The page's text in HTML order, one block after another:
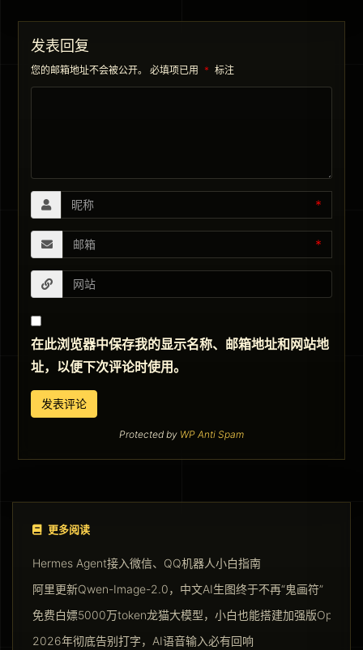
发表回复
您的邮箱地址不会被公开。 必填项已用 * 标注
*
*
在此浏览器中保存我的显示名称、邮箱地址和网站地
址，以便下次评论时使用。
Protected by WP Anti Spam
更多阅读
Hermes Agent接入微信、QQ机器人小白指南
阿里更新Qwen-Image-2.0，中文AI生图终于不再“鬼画符”
免费白嫖5000万token龙猫大模型，小白也能搭建加强版
2026年彻底告别打字，AI语音输入必有回响